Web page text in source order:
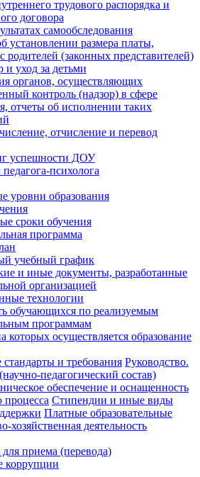
трудового распорядка и
договора
самообследования
установлении размера платы,
родителей (законных представителей)
и уход за детьми
органов, осуществляющих
контроль (надзор) в сфере
отчеты об исполнении таких
отчисление и перевод
успешности ДОУ
психолога
уровни образования
сроки обучения
программа
учебный график
и иные документы, разработанные
организацией
технологии
обучающихся по реализуемым
программам
которых осуществляется образование
и требования Руководство.
педагогический состав)
обеспечение и оснащенность
процесса Стипендии и иные виды
Платные образовательные
хозяйственная деятельность
приема (перевода)
коррупции